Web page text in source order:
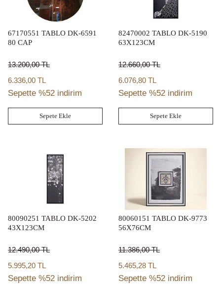
67170551 TABLO DK-6591
80 CAP
13.200,00TL
6.336,00 TL
Sepette %52 indirim
Sepete Ekle
82470002 TABLO DK-5190
63X123CM
12.660,00TL
6.076,80 TL
Sepette %52 indirim
Sepete Ekle
80090251 TABLO DK-5202
43X123CM
12.490,00TL
5.995,20 TL
Sepette %52 indirim
80060151 TABLO DK-9773
56X76CM
11.386,00TL
5.465,28 TL
Sepette %52 indirim